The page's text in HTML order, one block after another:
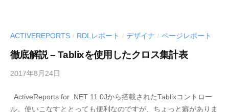
-
e
v
ACTIVEREPORTS / RDLレポート / デザイナ / ページレポート
徹底解説 – Tablixを使用したクロス集計表
2017年8月24日
M
E
ActiveReports for .NET 11.0Jから搭載されたTablixコントロー
ル。使いこなすととっても便利なのですが、ちょっと癖がありま